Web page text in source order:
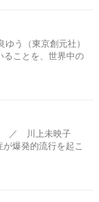
う（東京創元社）
とを、世界中の
／ 川上未映子
発的流行を起こ